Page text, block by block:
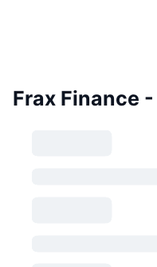
Frax Finance -